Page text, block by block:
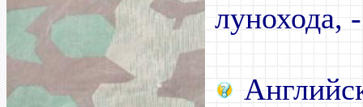
лунохода,